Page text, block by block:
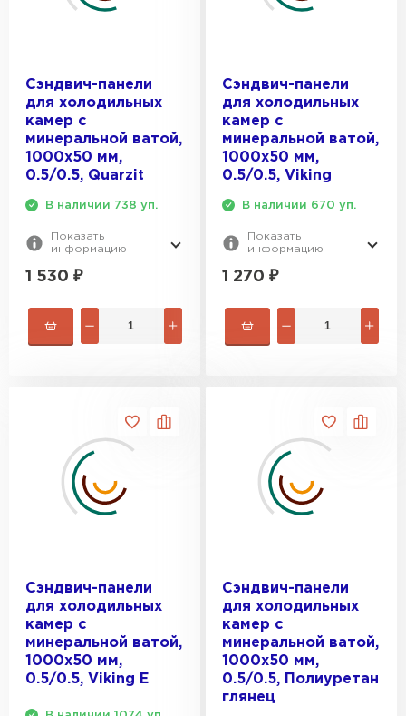
Сэндвич-панели
для холодильных
камер с
минеральной ватой,
1000х50 мм,
0.5/0.5, Quarzit
В наличии 738 уп.
Показать
информацию
1 530 ₽
Сэндвич-панели
для холодильных
камер с
минеральной ватой,
1000х50 мм,
0.5/0.5, Viking
В наличии 670 уп.
Показать
информацию
1 270 ₽
Сэндвич-панели
для холодильных
камер с
минеральной ватой,
1000х50 мм,
0.5/0.5, Viking E
Сэндвич-панели
для холодильных
камер с
минеральной ватой,
1000х50 мм,
0.5/0.5, Полиуретан
глянец